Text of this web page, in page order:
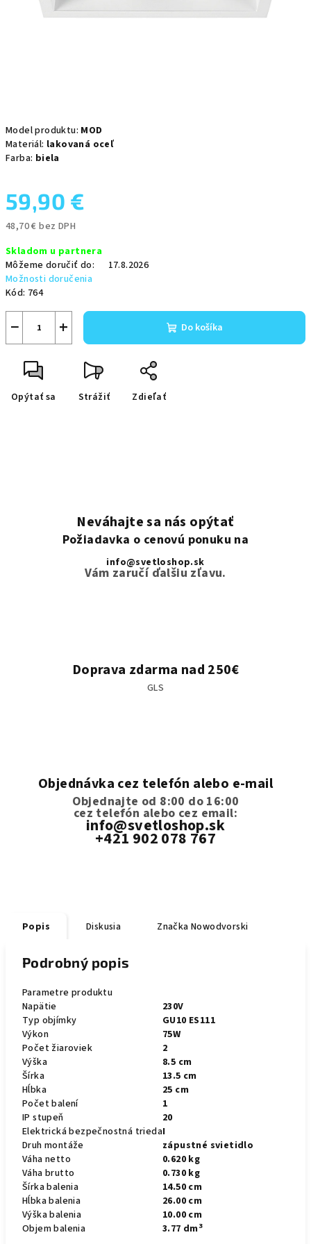
Model produktu: MOD
Materiál: lakovaná oceľ
Farba: biela
59,90 €
48,70 € bez DPH
cena:
Skladom u partnera
Môžeme doručiť do:
17.8.2026
Možnosti doručenia
Kód: 764
+
− Do košíka
Opýtať sa Strážiť Zdieľať
Neváhajte sa nás opýtať
Požiadavka o cenovú ponuku na
info@svetloshop.sk
Vám zaručí ďalšiu zľavu.
Doprava zdarma nad 250€
GLS
Objednávka cez telefón alebo e-mail
Objednajte od 8:00 do 16:00
cez telefón alebo cez email:
info@svetloshop.sk
+421 902 078 767
Popis Diskusia Značka Nowodvorski
Podrobný popis
Parametre produktu
Napätie
230V
Typ objímky
GU10 ES111
Výkon
75W
Počet žiaroviek
2
Výška
8.5 cm
Šírka
13.5 cm
Hĺbka
25 cm
Počet balení
1
IP stupeň
20
Elektrická bezpečnostná triedaI
Druh montáže
zápustné svietidlo
Váha netto
0.620 kg
Váha brutto
0.730 kg
Šírka balenia
14.50 cm
Hĺbka balenia
26.00 cm
Výška balenia
10.00 cm
Objem balenia
3.77 dm3